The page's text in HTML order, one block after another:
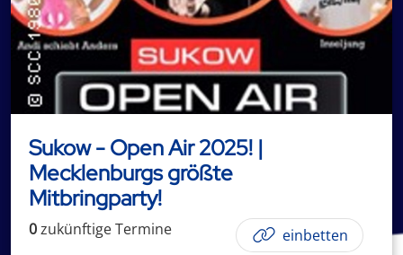
Sukow - Open Air 2025! |
Mecklenburgs größte
Mitbringparty!
0zukünftigeTermine einbetten